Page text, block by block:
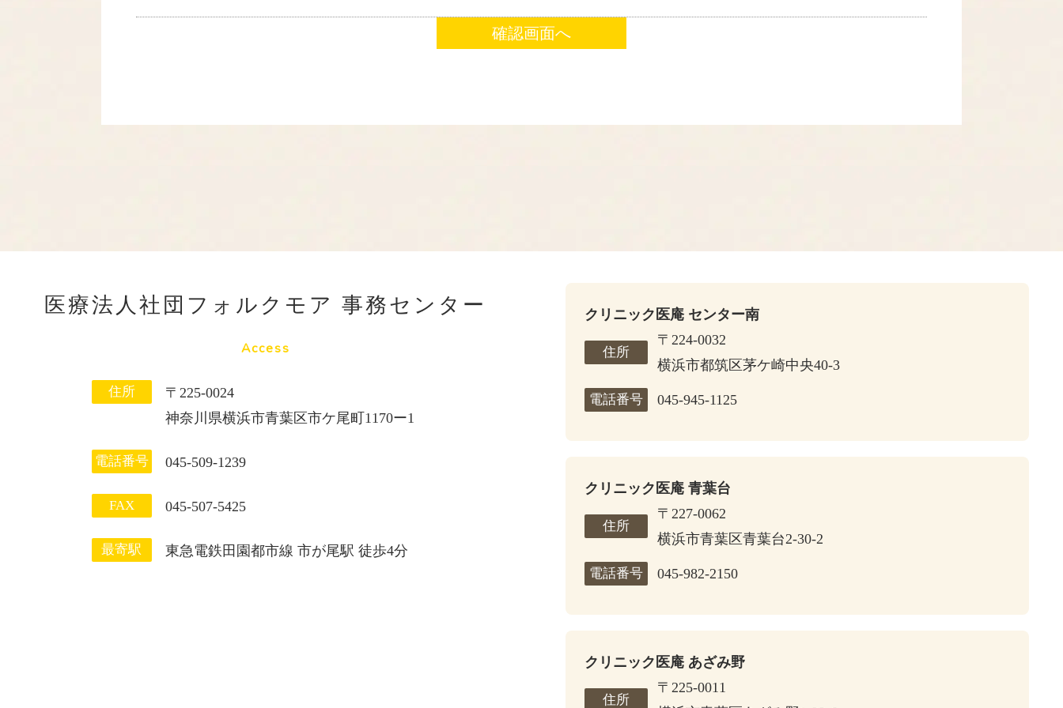
医療法人社団フォルクモア 事務センター
Access
住所
〒225-0024
神奈川県横浜市青葉区市ケ尾町1170ー1
電話番号 045-509-1239
FAX 045-507-5425
最寄駅 東急電鉄田園都市線 市が尾駅 徒歩4分
クリニック医庵 センター南
住所
〒224-0032
横浜市都筑区茅ケ崎中央40-3
電話番号 045-945-1125
クリニック医庵 青葉台
住所
〒227-0062
横浜市青葉区青葉台2-30-2
電話番号 045-982-2150
クリニック医庵 あざみ野
住所
〒225-0011